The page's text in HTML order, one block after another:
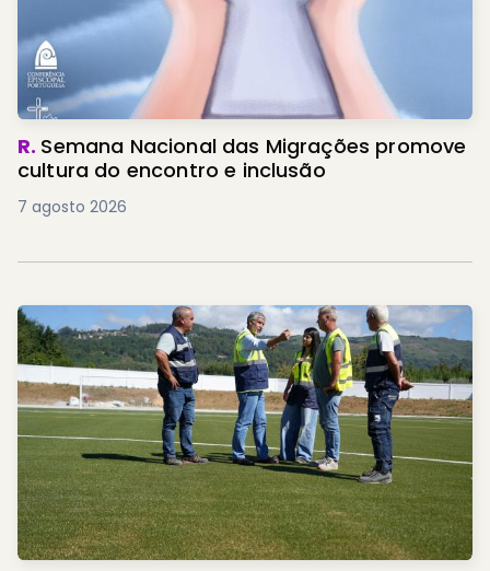
R. Semana Nacional das Migrações promove
cultura do encontro e inclusão
7 agosto 2026